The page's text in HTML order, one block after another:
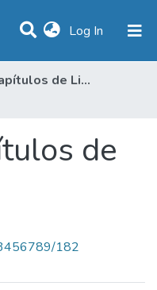
Log In (current)
Ebooks I Capítulos de Livros
de
182